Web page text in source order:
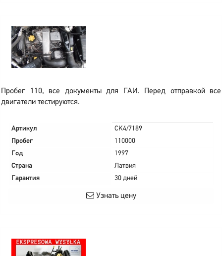
Пробег 110, все документы для ГАИ. Перед отправкой все
двигатели тестируются.
Артикул
CK4/7189
Пробег
110000
Год
1997
Страна
Латвия
Гарантия
30 дней
Узнать цену